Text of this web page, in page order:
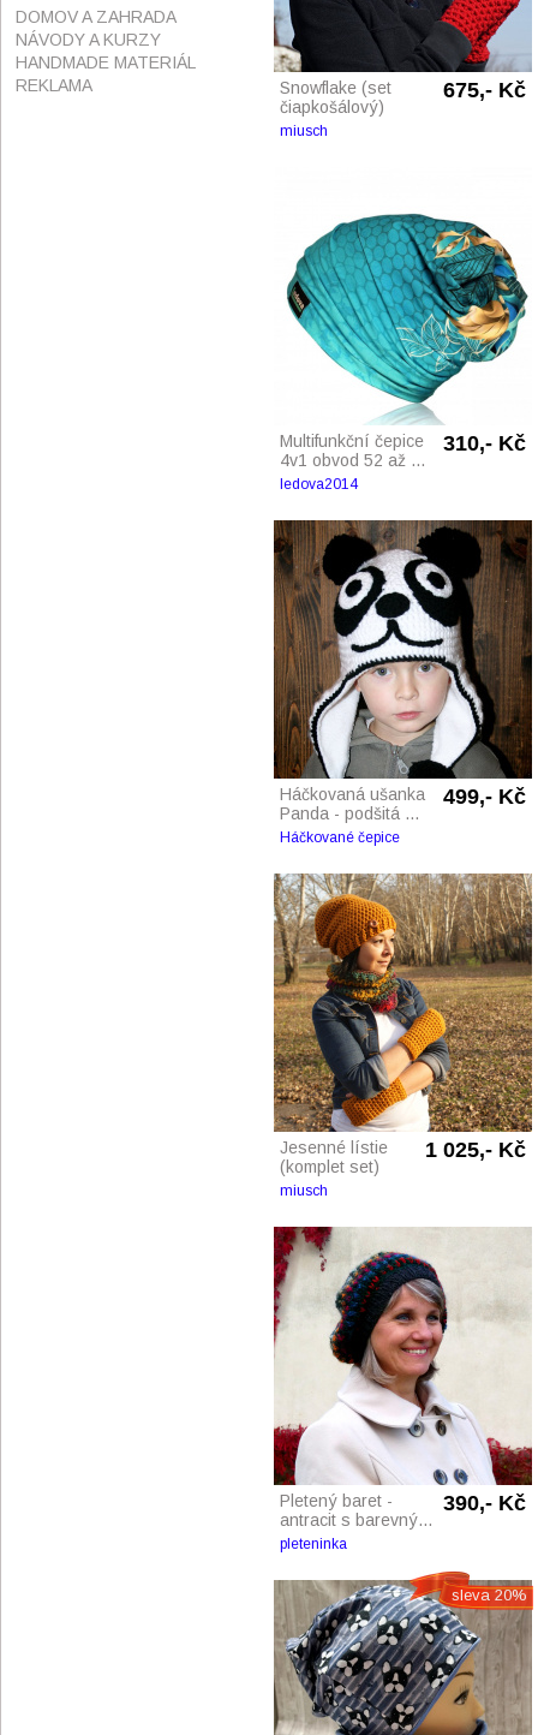
Snowflake (set
čiapkošálový)
675,- Kč
miusch
Multifunkční čepice
4v1 obvod 52 až ...
310,- Kč
ledova2014
Háčkovaná ušanka
Panda - podšitá ...
499,- Kč
Háčkované čepice
Jesenné lístie
(komplet set)
1 025,- Kč
miusch
Pletený baret -
antracit s barevný...
390,- Kč
pleteninka
sleva 20%
DOMOV A ZAHRADA
NÁVODY A KURZY
HANDMADE MATERIÁL
REKLAMA